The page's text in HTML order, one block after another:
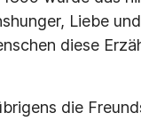
Liebe
diese
die